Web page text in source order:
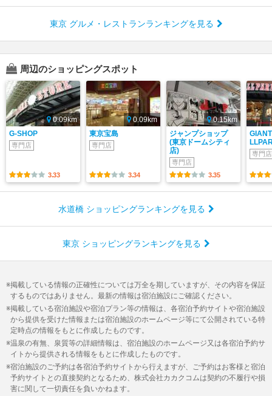
東京 グルメ・レストランランキングを見る
周辺のショッピングスポット
0.09km
G-SHOP
専門店
3.33
0.09km
東京宝島
専門店
3.34
0.15km
ジャンプショップ
(東京ドームシティ
店)
専門店
3.35
専門店
水道橋 ショッピングランキングを見る
東京 ショッピングランキングを見る
掲載している情報の正確性については万全を期していますが、その内容を保証
するものではありません。最新の情報は宿泊施設にご確認ください。
掲載している宿泊施設や宿泊プラン等の情報は、各宿泊予約サイトや宿泊施設
から提供を受けた情報または宿泊施設のホームページ等にて公開されている特
定時点の情報をもとに作成したものです。
温泉の有無、泉質等の詳細情報は、宿泊施設のホームページ又は各宿泊予約サ
イトから提供される情報をもとに作成したものです。
宿泊施設のご予約は各宿泊予約サイトから行えますが、ご予約はお客様と宿泊
予約サイトとの直接契約となるため、株式会社カカクコムは契約の不履行や損
害に関して一切責任を負いかねます。